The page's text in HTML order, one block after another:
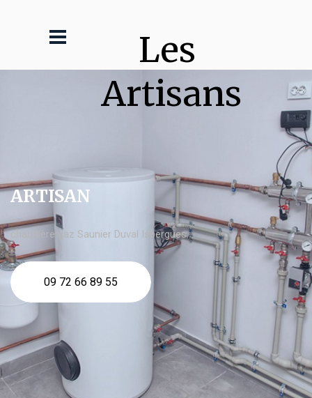
Les
Artisans
ARTISAN
chaudière gaz Saunier Duval Isbergues
09 72 66 89 55